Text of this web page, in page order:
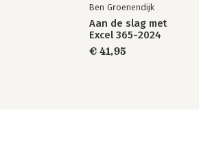
Ben Groenendijk
Aan de slag met
Excel 365-2024
€ 41,95